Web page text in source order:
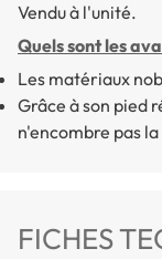
Vendu à l'unité.
Quels sont les
Les matériaux
Grâce à son pied
n'encombre pas
FICHES